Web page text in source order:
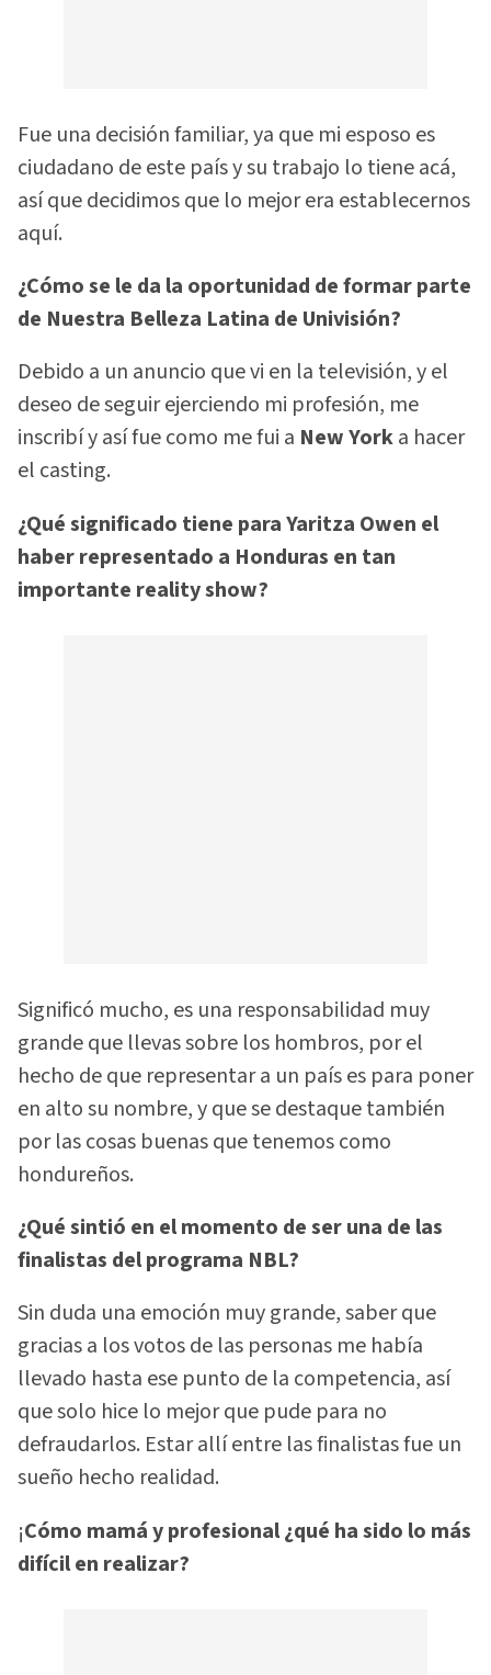
Fue una decisión familiar, ya que mi esposo es
ciudadano de este país y su trabajo lo tiene acá,
así que decidimos que lo mejor era establecernos
aquí.
¿Cómo se le da la oportunidad de formar parte
de Nuestra Belleza Latina de Univisión?
Debido a un anuncio que vi en la televisión, y el
deseo de seguir ejerciendo mi profesión, me
inscribí y así fue como me fui a New Yorka hacer
el casting.
¿Qué significado tiene para Yaritza Owen el
haber representado a Honduras en tan
importante reality show?
Significó mucho, es una responsabilidad muy
grande que llevas sobre los hombros, por el
hecho de que representar a un país es para poner
en alto su nombre, y que se destaque también
por las cosas buenas que tenemos como
hondureños.
¿Qué sintió en el momento de ser una de las
finalistas del programa NBL?
Sin duda una emoción muy grande, saber que
gracias a los votos de las personas me había
llevado hasta ese punto de la competencia, así
que solo hice lo mejor que pude para no
defraudarlos. Estar allí entre las finalistas fue un
sueño hecho realidad.
¡Cómo mamá y profesional ¿qué ha sido lo más
difícil en realizar?